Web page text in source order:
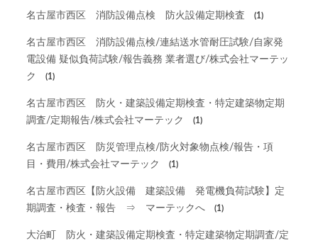
名古屋市西区 消防設備点検 防火設備定期検査 (1)
名古屋市西区 消防設備点検/連結送水管耐圧試験/自家発
電設備 疑似負荷試験/報告義務 業者選び/株式会社マーテッ
ク
(1)
名古屋市西区 防火・建築設備定期検査・特定建築物定期
調査/定期報告/株式会社マーテック
(1)
名古屋市西区 防災管理点検/防火対象物点検/報告・項
目・費用/株式会社マーテック
(1)
名古屋市西区【防火設備 建築設備 発電機負荷試験】定
期調査・検査・報告 ⇒ マーテックへ
(1)
大治町 防火・建築設備定期検査・特定建築物定期調査/定